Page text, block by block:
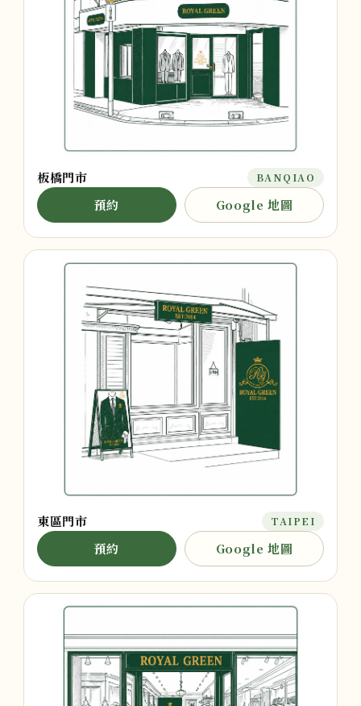
板橋門市 BANQIAO
預約 Google 地圖
東區門市 TAIPEI
預約 Google 地圖